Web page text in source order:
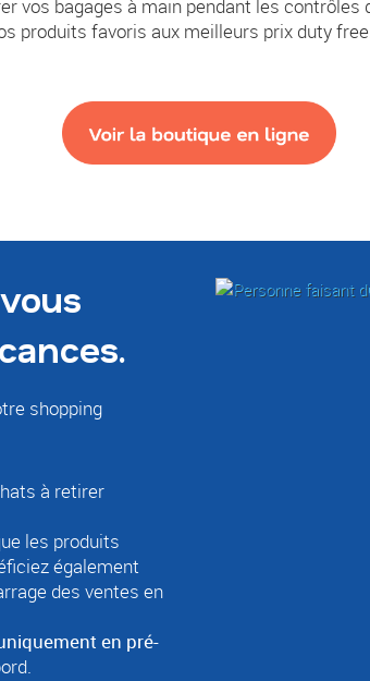
vos bagages à main pendant les contrôles
produits favoris aux meilleurs prix duty
shopping
à retirer
les produits
également
des ventes en
en pré-